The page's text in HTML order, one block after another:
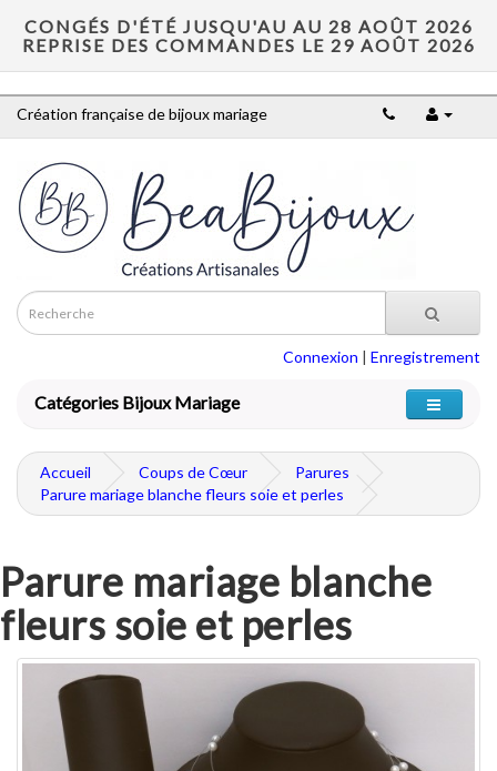
CONGÉS D'ÉTÉ JUSQU'AU AU 28 AOÛT 2026
REPRISE DES COMMANDES LE 29 AOÛT 2026
Création française de bijoux mariage
Connexion | Enregistrement
Catégories Bijoux Mariage
Accueil Coups de Cœur
Parures
Parure mariage blanche fleurs soie et perles
Parure mariage blanche
fleurs soie et perles